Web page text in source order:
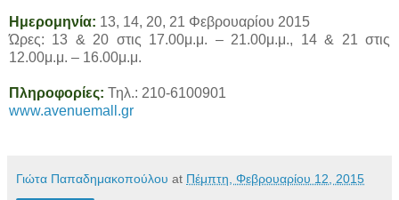
Ημερομηνία: 13, 14, 20, 21 Φεβρουαρίου 2015
Ώρες: 13 & 20 στις 17.00μ.μ. – 21.00μ.μ., 14 & 21 στις
12.00μ.μ. – 16.00μ.μ.
Πληροφορίες: Τηλ.: 210-6100901
www.avenuemall.gr
Γιώτα Παπαδημακοπούλου at Πέμπτη, Φεβρουαρίου 12, 2015